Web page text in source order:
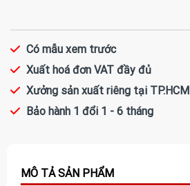
Có mẫu xem trước
Xuất hoá đơn VAT đầy đủ
Xưởng sản xuất riêng tại TP.HCM
Bảo hành 1 đổi 1 - 6 tháng